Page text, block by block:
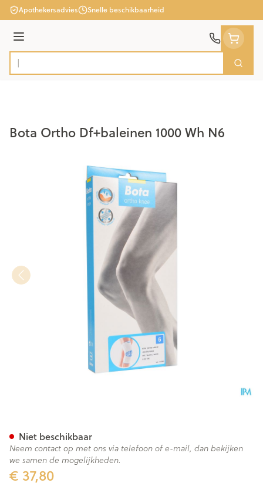
Ga naar de inhoud
Apothekersadvies Snelle beschikbaarheid
Menu
Product, merk, categorie...
Zoek
Bota Ortho Df+baleinen 1000 Wh N6
€ 37,80
Niet beschikbaar
Neem contact op met ons via telefoon of e-mail, dan bekijken
we samen de mogelijkheden.